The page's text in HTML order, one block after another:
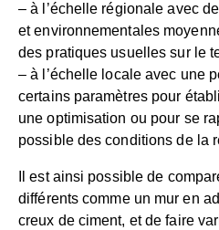
– à l’échelle régionale avec
et environnementales
des pratiques usuelles sur le
– à l’échelle locale avec une
certains paramètres pour
une optimisation ou pour se
possible des conditions de la
Il est ainsi possible de
différents comme un mur en
creux de ciment, et de faire